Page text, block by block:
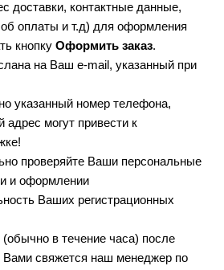
доставки, контактные данные,
оплаты и т.д) для оформления
кнопку Оформить заказ.
на Ваш e-mail, указанный при
указанный номер телефона,
могут привести к
проверяйте Ваши персональные
и оформлении
Ваших регистрационных
в течение часа) после
Вами свяжется наш менеджер по